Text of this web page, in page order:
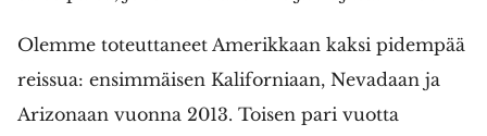
Olemme toteuttaneet Amerikkaan kaksi pidempää
reissua: ensimmäisen Kaliforniaan, Nevadaan ja
Arizonaan vuonna 2013. Toisen pari vuotta